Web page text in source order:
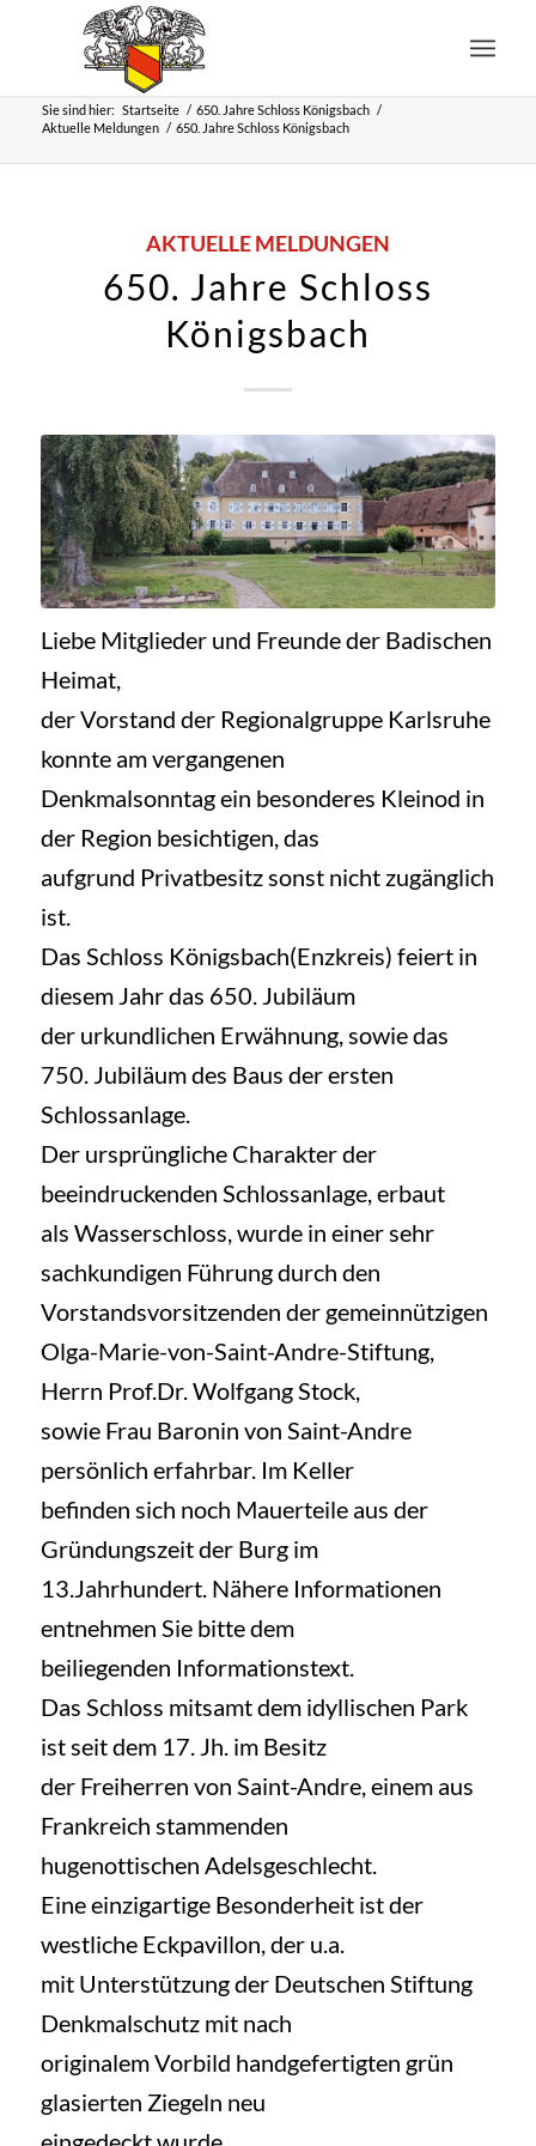
Sie sind hier: Startseite / 650. Jahre Schloss Königsbach /
Aktuelle Meldungen / 650. Jahre Schloss Königsbach
AKTUELLE MELDUNGEN
650. Jahre Schloss
Königsbach
Liebe Mitglieder und Freunde der Badischen
Heimat,
der Vorstand der Regionalgruppe Karlsruhe
konnte am vergangenen
Denkmalsonntag ein besonderes Kleinod in
der Region besichtigen, das
aufgrund Privatbesitz sonst nicht zugänglich
ist.
Das Schloss Königsbach(Enzkreis) feiert in
diesem Jahr das 650. Jubiläum
der urkundlichen Erwähnung, sowie das
750. Jubiläum des Baus der ersten
Schlossanlage.
Der ursprüngliche Charakter der
beeindruckenden Schlossanlage, erbaut
als Wasserschloss, wurde in einer sehr
sachkundigen Führung durch den
Vorstandsvorsitzenden der gemeinnützigen
Olga-Marie-von-Saint-Andre-Stiftung,
Herrn Prof.Dr. Wolfgang Stock,
sowie Frau Baronin von Saint-Andre
persönlich erfahrbar. Im Keller
befinden sich noch Mauerteile aus der
Gründungszeit der Burg im
13.Jahrhundert. Nähere Informationen
entnehmen Sie bitte dem
beiliegenden Informationstext.
Das Schloss mitsamt dem idyllischen Park
ist seit dem 17. Jh. im Besitz
der Freiherren von Saint-Andre, einem aus
Frankreich stammenden
hugenottischen Adelsgeschlecht.
Eine einzigartige Besonderheit ist der
westliche Eckpavillon, der u.a.
mit Unterstützung der Deutschen Stiftung
Denkmalschutz mit nach
originalem Vorbild handgefertigten grün
glasierten Ziegeln neu